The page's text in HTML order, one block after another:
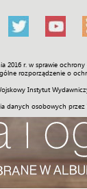
2016 r. w sprawie
rozporządzenie o
Instytut
danych osobowych
Historia